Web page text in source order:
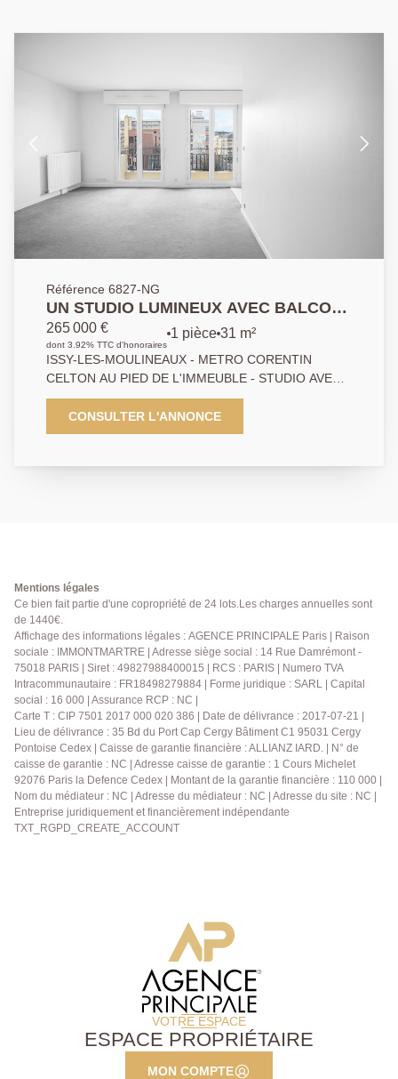
Référence 6827-NG
UN STUDIO LUMINEUX AVEC BALCON
ET PARKING.
265 000 €
dont 3.92% TTC d'honoraires
1 pièce 31 m²
ISSY-LES-MOULINEAUX - METRO CORENTIN
CELTON AU PIED DE L'IMMEUBLE - STUDIO AVEC
BALCON ET VUE DEGAGEE ! Dans un bel immeuble
récent construit en 1994, bien entretenu . Un
appartement de type studio au 3ème étage avec
compris dans le prix de vente. Immeuble avec
gardienne et local à vélos.
CONSULTER L'ANNONCE
Mentions légales
Ce bien fait partie d'une copropriété de 24 lots.Les charges annuelles sont
de 1440€.
Affichage des informations légales : AGENCE PRINCIPALE Paris | Raison
sociale : IMMONTMARTRE | Adresse siège social : 14 Rue Damrémont -
75018 PARIS | Siret : 49827988400015 | RCS : PARIS | Numero TVA
Intracommunautaire : FR18498279884 | Forme juridique : SARL | Capital
social : 16 000 | Assurance RCP : NC |
Carte T : CIP 7501 2017 000 020 386 | Date de délivrance : 2017-07-21 |
Lieu de délivrance : 35 Bd du Port Cap Cergy Bâtiment C1 95031 Cergy
Pontoise Cedex | Caisse de garantie financière : ALLIANZ IARD. | N° de
caisse de garantie : NC | Adresse caisse de garantie : 1 Cours Michelet
92076 Paris la Defence Cedex | Montant de la garantie financière : 110 000 |
Nom du médiateur : NC | Adresse du médiateur : NC | Adresse du site : NC |
Entreprise juridiquement et financièrement indépendante
TXT_RGPD_CREATE_ACCOUNT
VOTRE ESPACE
ESPACE PROPRIÉTAIRE
MON COMPTE